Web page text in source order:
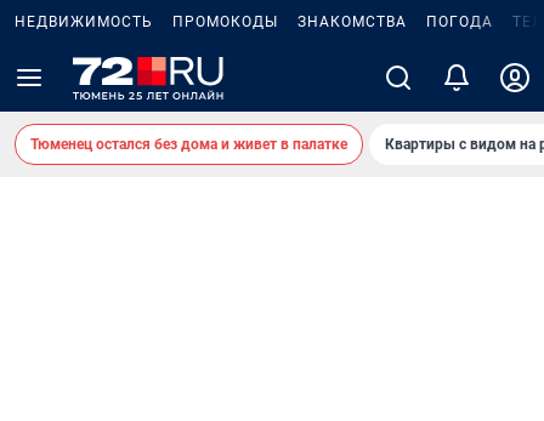
НЕДВИЖИМОСТЬ ПРОМОКОДЫ ЗНАКОМСТВА ПОГОДА
Тюменец остался без дома и живет в палатке Квартиры с видом на